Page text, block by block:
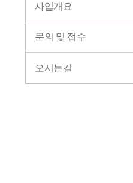
사업개요
문의 및 접수
오시는길